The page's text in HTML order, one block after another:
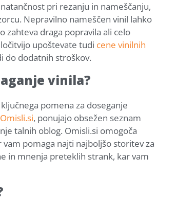
pri rezanju in nameščanju,
Nepravilno nameščen vinil lahko
zahteva draga popravila ali celo
upoštevate tudi cene vinilnih
do dodatnih stroškov.
vinila?
pomena za doseganje
Omisli.si, ponujajo obsežen seznam
talnih oblog. Omisli.si omogoča
pomaga najti najboljšo storitev za
in mnenja preteklih strank, kar vam